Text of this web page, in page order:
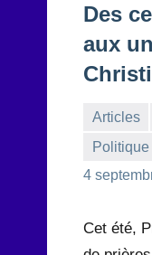
Des
aux
Articles
Politique
4
Rédaction
Cet été,